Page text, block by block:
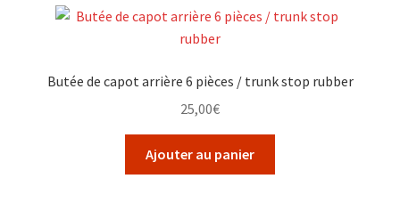
Butée de capot arrière 6 pièces / trunk stop rubber
25,00€
Ajouter au panier